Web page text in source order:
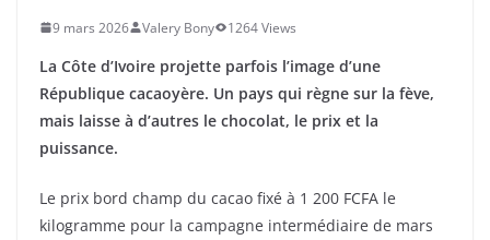
9 mars 2026 Valery Bony 1264 Views
La Côte d’Ivoire projette parfois l’image d’une
République cacaoyère. Un pays qui règne sur la fève,
mais laisse à d’autres le chocolat, le prix et la
puissance.
Le prix bord champ du cacao fixé à 1 200 FCFA le
kilogramme pour la campagne intermédiaire de mars